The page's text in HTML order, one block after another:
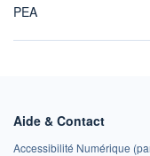
PEA
Aide & Contact
Accessibilité Numérique